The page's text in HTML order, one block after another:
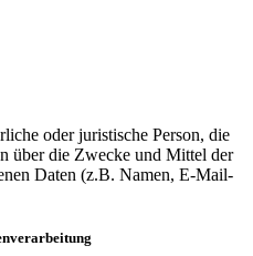
oder juristische Person, die
über die Zwecke und Mittel der
Daten (z.B. Namen, E-Mail-